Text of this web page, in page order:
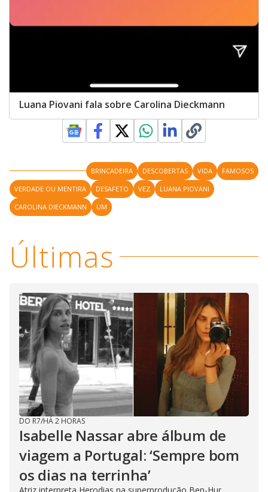
Luana Piovani fala sobre Carolina Dieckmann
BRINCADEIRA DESCOBERTAS VIDA
FAMOSOS
VERDADE OU MENTIRA
DESAFETO VEZ
LUANA PIOVANI
CAROLINA DIECKMANN
UM
Últimas
DO R7/HÁ 2 HORAS
Isabelle Nassar abre álbum de
viagem a Portugal: ‘Sempre bom
os dias na terrinha’